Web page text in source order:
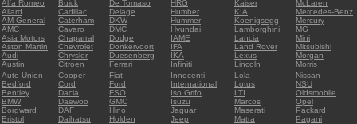
Alfa Romeo
Buick De Tomaso HRG Kaiser
McLaren
Allard
Cadillac Delage Humber KIA
Mercedes-Benz
AM General
Caterham DKW Hummer Koenigsegg
Mercury
AMC
Cavaro DMC Hyundai Lamborghini
MG
Asia Motors
Chaparral Dodge IAME Lancia
Mini
Aston Martin
Chevrolet Donkervoort IFA Land Rover
Mitsubishi
Audi
Chrysler Duesenberg IKA Lexus
Morgan
Austin
Citroen Ferrari Infiniti Lincoln
Morris
Auto Union
Cooper Fiat Innocenti Lola
Nissan
Bedford
Cord Ford International Lotus
NSU
Bentley
Dacia FSO Iso Grifo LTI
Oldsmobile
BMW
Daewoo GMC Isuzu Marcos
Opel
Borgward
DAF Hino Jaguar Maserati
Packard
Bristol
Daihatsu Holden Jeep Matra Pagani